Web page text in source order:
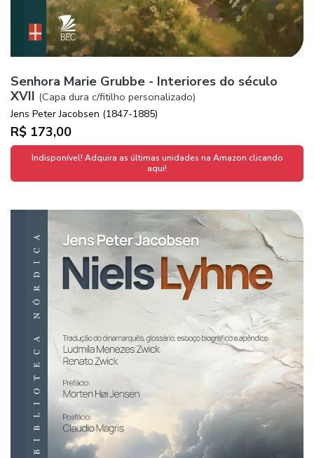
Senhora Marie Grubbe - Interiores do século
XVII (Capa dura c/fitilho personalizado)
Jens Peter Jacobsen (1847-1885)
R$ 173,00
Indisponível! Adquira as últimas unidades na Amazon clicando
aqui!